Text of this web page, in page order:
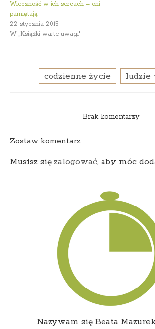
Wieczność w ich sercach – oni
pamiętają
22 stycznia 2015
W „Książki warte uwagi"
codzienne życie ludzie
Brak komentarzy
Zostaw komentarz
Musisz się zalogować, aby móc
Nazywam się Beata